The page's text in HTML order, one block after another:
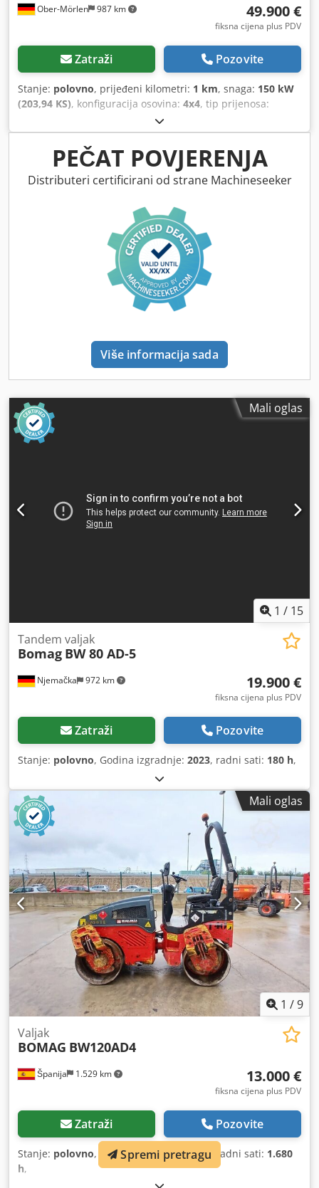
Ober-Mörlen 987 km 49.900 €
fiksna cijena plus PDV
Zatraži Pozovite
Stanje: polovno, prijeđeni kilometri: 1 km, snaga: 150 kW
(203,94 KS), konfiguracija osovina: 4x4, tip prijenosa:
, Godina izgradnje:
PEČAT POVJERENJA
Distributeri certificirani od strane Machineseeker
Više informacija sada
Mali oglas
1 / 15
Njemačka 972 km
Tandem valjak
Bomag BW 80 AD-5
19.900 €
fiksna cijena plus PDV
Zatraži Pozovite
Stanje: polovno, Godina izgradnje: 2023, radni sati: 180 h,
Mali oglas
1 /9
Španija 1.529 km
Valjak
BOMAG BW120AD4
13.000 €
fiksna cijena plus PDV
Zatraži Pozovite
Stanje: polovno, Godina izgradnje:2007, radni sati: 1.680
h,
Spremi pretragu